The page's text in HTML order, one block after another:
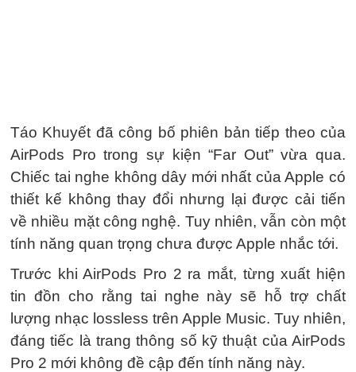
Táo Khuyết đã công bố phiên bản tiếp theo của
AirPods Pro trong sự kiện “Far Out” vừa qua.
Chiếc tai nghe không dây mới nhất của Apple có
thiết kế không thay đổi nhưng lại được cải tiến
về nhiều mặt công nghệ. Tuy nhiên, vẫn còn một
tính năng quan trọng chưa được Apple nhắc tới.
Trước khi AirPods Pro 2 ra mắt, từng xuất hiện
tin đồn cho rằng tai nghe này sẽ hỗ trợ chất
lượng nhạc lossless trên Apple Music. Tuy nhiên,
đáng tiếc là trang thông số kỹ thuật của ‌AirPods
Pro‌ 2 mới không đề cập đến tính năng này.